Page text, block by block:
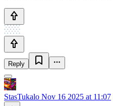
Reply
StasTukalo Nov 16 2025 at 11:07